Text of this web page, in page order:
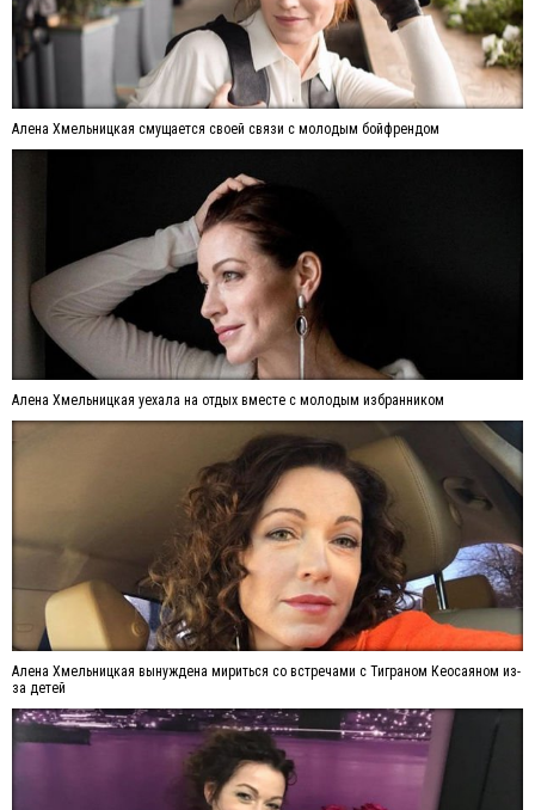
Алена Хмельницкая смущается своей связи с молодым бойфрендом
Алена Хмельницкая уехала на отдых вместе с молодым избранником
Алена Хмельницкая вынуждена мириться со встречами с Тиграном Кеосаяном из-
за детей